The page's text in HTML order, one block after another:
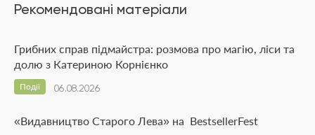
Рекомендовані матеріали
Грибних справ підмайстра: розмова про магію, ліси та
долю з Катериною Корнієнко
06.08.2026
Події
«Видавництво Старого Лева» на BestsellerFest